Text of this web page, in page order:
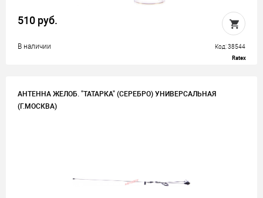
510 руб.
В наличии Код: 38544
Ratex
АНТЕННА ЖЕЛОБ. "ТАТАРКА" (СЕРЕБРО) УНИВЕРСАЛЬНАЯ
(Г.МОСКВА)